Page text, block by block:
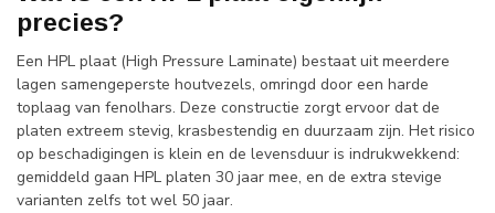
precies?
Een HPL plaat (High Pressure Laminate) bestaat uit meerdere
lagen samengeperste houtvezels, omringd door een harde
toplaag van fenolhars. Deze constructie zorgt ervoor dat de
platen extreem stevig, krasbestendig en duurzaam zijn. Het risico
op beschadigingen is klein en de levensduur is indrukwekkend:
gemiddeld gaan HPL platen 30 jaar mee, en de extra stevige
varianten zelfs tot wel 50 jaar.